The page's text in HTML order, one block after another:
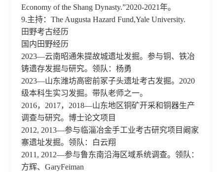
Economy of the Shang Dynasty.”2020-2021年。
9.主持：The Augusta Hazard Fund,Yale University.
田野考古经历
国内田野经历
2023—云南昭通朱提故城遗址发掘。参与铜、铁冶
铸遗存发掘与研究。领队：杨勇
2023—山东潍坊高密前冢子头遗址考古发掘。2020
级本科生实习发掘。带队老师之一。
2016，2017，2018—山东地区铜矿开采和铜器生产
调查与研究。博士论文项目
2012, 2013—参与临淄冶金手工业考古研究项目阚家
寨遗址发掘。领队：白云翔
2011, 2012—参与鲁东南沿海区域系统调查。领队：
方辉、GaryFeiman